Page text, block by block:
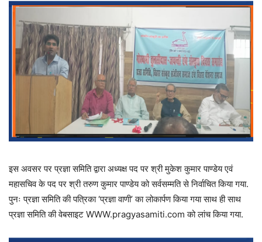
इस अवसर पर प्रज्ञा समिति द्वारा अध्यक्ष पद पर श्री मुकेश कुमार पाण्डेय एवं
महासचिव के पद पर श्री तरुण कुमार पाण्डेय को सर्वसम्मति से निर्वाचित किया गया.
पुनः प्रज्ञा समिति की पत्रिका ‘प्रज्ञा वाणी’ का लोकार्पण किया गया साथ ही साथ
प्रज्ञा समिति की वेबसाइट WWW.pragyasamiti.com को लांच किया गया.